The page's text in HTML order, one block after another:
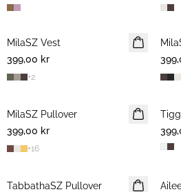
NYHET
MilaSZ Vest
399,00 kr
+2
NYHET
MilaSZ Pullover
399,00 kr
+16
NYHET
TabbathaSZ Pullover